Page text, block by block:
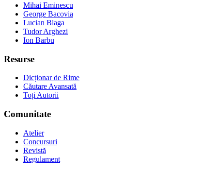
Mihai Eminescu
George Bacovia
Lucian Blaga
Tudor Arghezi
Ion Barbu
Resurse
Dicționar de Rime
Căutare Avansată
Toți Autorii
Comunitate
Atelier
Concursuri
Revistă
Regulament